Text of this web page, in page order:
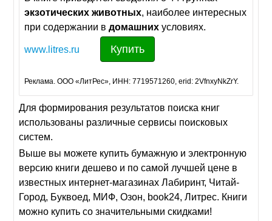
экзотических животных, наиболее интересных
при содержании вдомашних условиях.
www.litres.ru Купить
Реклама. ООО «ЛитРес», ИНН: 7719571260, erid: 2VfnxyNkZrY.
Для формирования результатов поиска книг
использованы различные сервисы поисковых
систем.
Выше вы можете купить бумажную и электронную
версию книги дешево и по самой лучшей цене в
известных интернет-магазинах Лабиринт, Читай-
Город, Буквоед, МИФ, Озон, book24, Литрес. Книги
можно купить со значительными скидками!